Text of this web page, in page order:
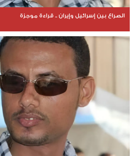
الصراع بين إسرائيل وإيران .. قراءة موجزة